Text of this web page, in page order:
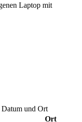
Laptop mit
und Ort
Ort